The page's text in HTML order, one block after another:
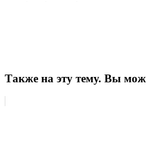
Также на эту тему. Вы